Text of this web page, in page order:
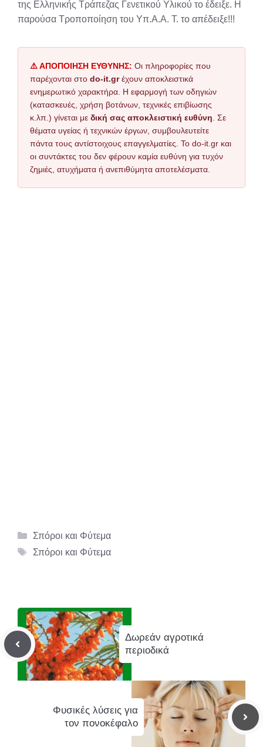
της Ελληνικής Τράπεζας Γενετικού Υλικού το έδειξε. Η
παρούσα Τροποποίηση του Υπ.Α.Α. Τ. το απέδειξε!!!
⚠️ ΑΠΟΠΟΙΗΣΗ ΕΥΘΥΝΗΣ: Οι πληροφορίες που
παρέχονται στο do-it.grέχουν αποκλειστικά
ενημερωτικό χαρακτήρα. Η εφαρμογή των οδηγιών
(κατασκευές, χρήση βοτάνων, τεχνικές επιβίωσης
κ.λπ.) γίνεται με δική σας αποκλειστική ευθύνη . Σε
θέματα υγείας ή τεχνικών έργων, συμβουλευτείτε
πάντα τους αντίστοιχους επαγγελματίες. Το do-it.gr και
οι συντάκτες του δεν φέρουν καμία ευθύνη για τυχόν
ζημιές, ατυχήματα ή ανεπιθύμητα αποτελέσματα.
Κατηγορίες
Σπόροι και Φύτεμα
Ετικέτες
Σπόροι και Φύτεμα
Δωρεάν αγροτικά
περιοδικά
Φυσικές λύσεις για
τον πονοκέφαλο